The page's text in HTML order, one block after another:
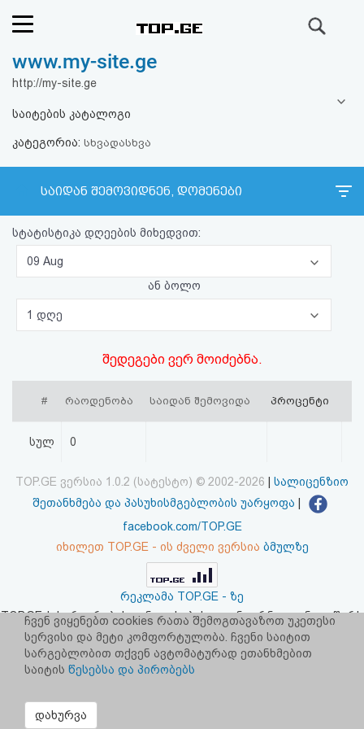
რეიტინგი
ფოსტა
კითხვა-
პასუხი
ავტორიზაცია
რეგისტრაცია
HTML
კოდი
სალიცენზიო
პასუხისმგებლობის
უარყოფა
www.my-site.ge
http://my-site.ge
საიტების კატალოგი
კატეგორია: სხვადასხვა
საიდან შემოვიდნენ, დომენები
სტატისტიკა დღეების მიხედვით:
09 Aug
ან ბოლო
1 დღე
შედეგები ვერ მოიძებნა.
# რაოდენობა საიდან შემოვიდა პროცენტი
სულ 0
TOP.GE ვერსია 1.0.2 (სატესტო) © 2002-2026
სალიცენზიო
შეთანხმება და პასუხისმგებლობის უარყოფა
facebook.com/TOP.GE
იხილეთ TOP.GE - ის ძველი ვერსია ბმულზე
რეკლამა TOP.GE - ზე
TOP.GE-ს სერვერების განთავსებას და ინტერნეტთან კავშირს
უზრუნველყოფს:CLOUD9
ჩვენ ვიყენებთ cookies რათა შემოგთავაზოთ უკეთესი
სერვისი და მეტი კომფორტულობა. ჩვენი საიტით
სარგებლობით თქვენ ავტომატურად ეთანხმებით
საიტის წესებსა და პირობებს
დახურვა